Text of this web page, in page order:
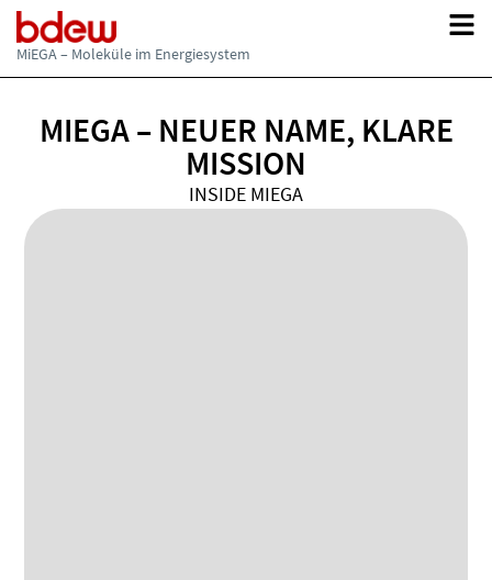
MiEGA – Moleküle im Energiesystem
Hinweise auf neue Inhalte, aktualisierte Publikationen und
weiterführende Informationsangebote.
MIEGA – NEUER NAME, KLARE
MISSION
INSIDE MIEGA